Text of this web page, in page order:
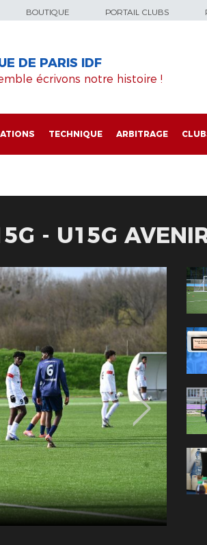
BOUTIQUE PORTAIL CLUBS
DE PARIS IDF
écrivons notre histoire !
TECHNIQUE ARBITRAGE
- U15G